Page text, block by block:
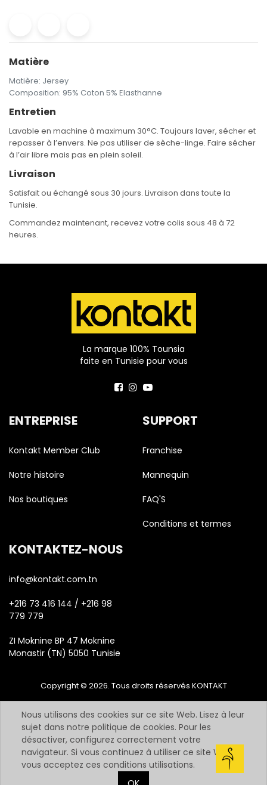
Matière
Matière: Jersey
Composition: 95% Coton 5% Elasthanne
Entretien
Lavable en machine à maximum 30°C. Toujours laver, sécher et
repasser à l’envers. Ne pas utiliser de sèche-linge. Faire sécher
à l’air libre mais pas en plein soleil.
Livraison
Satisfait ou échangé sous 30 jours. Livraison dans toute la
Tunisie.
Commandez maintenant, recevez votre colis sous 48 à 72
heures.
La marque 100% Tounsia
faite en Tunisie pour vous
ENTREPRISE
Kontakt Member Club
Notre histoire
Nos boutiques
SUPPORT
Franchise
Mannequin
FAQ'S
Conditions et termes
KONTAKTEZ-NOUS
info@kontakt.com.tn
+216 73 416 144 / +216 98
779 779
ZI Moknine BP 47 Moknine
Monastir (TN) 5050 Tunisie
Copyright © 2026. Tous droits réservés KONTAKT
Nous utilisons des cookies sur ce site Web. Lisez à leur
sujet dans notre politique de cookies. Pour les
désactiver, configurez correctement votre
navigateur. Si vous continuez à utiliser ce site Web,
vous acceptez ces conditions utilisations.